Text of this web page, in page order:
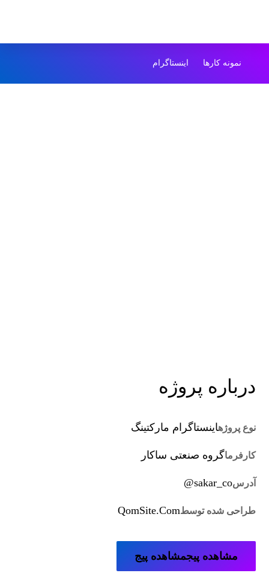
نمونه کارها اینستاگرام
درباره پروژه
نوع پروژهاینستاگرام مارکتینگ
کارفرماگروه صنعتی ساکار
آدرسsakar_co@
طراحی شده توسطQomSite.Com
مشاهده پیجمشاهده پیج